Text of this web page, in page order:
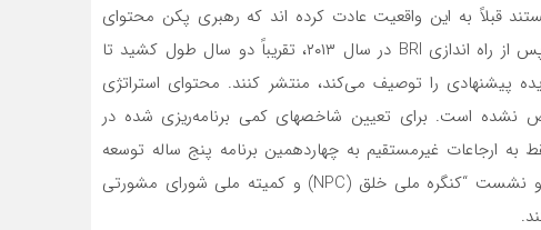
قبلاً به این واقعیت عادت کرده اند که رهبری پکن محتوای
ابتکارات جهانی خود را فاش نمی کند. به عنوان مثال، پس از راه اندازی BRI در سال ۲۰۱۳، تقریباً دو سال طول کشید تا
سند رسمی (در سال ۲۰۱۵) را که ایده پیشنهادی را توصیف‌ می‌کند، منتشر کنند. محتوای استراتژی
نشده است. برای تعیین شاخصهای کمی برنامه‌ریزی شده در
به ارجاعات غیرمستقیم به چهاردهمین برنامه پنج ساله توسعه
اقتصادی کشور برای ۲۰۲۱-۲۰۲۵ که در مارس ۲۰۲۱ در “دو نشست “کنگره ملی خلق (NPC) و کمیته ملی شورای مشورتی